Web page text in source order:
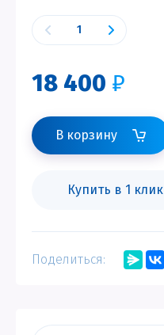
18 400 ₽
В корзину
Купить в 1 клик
Поделиться: